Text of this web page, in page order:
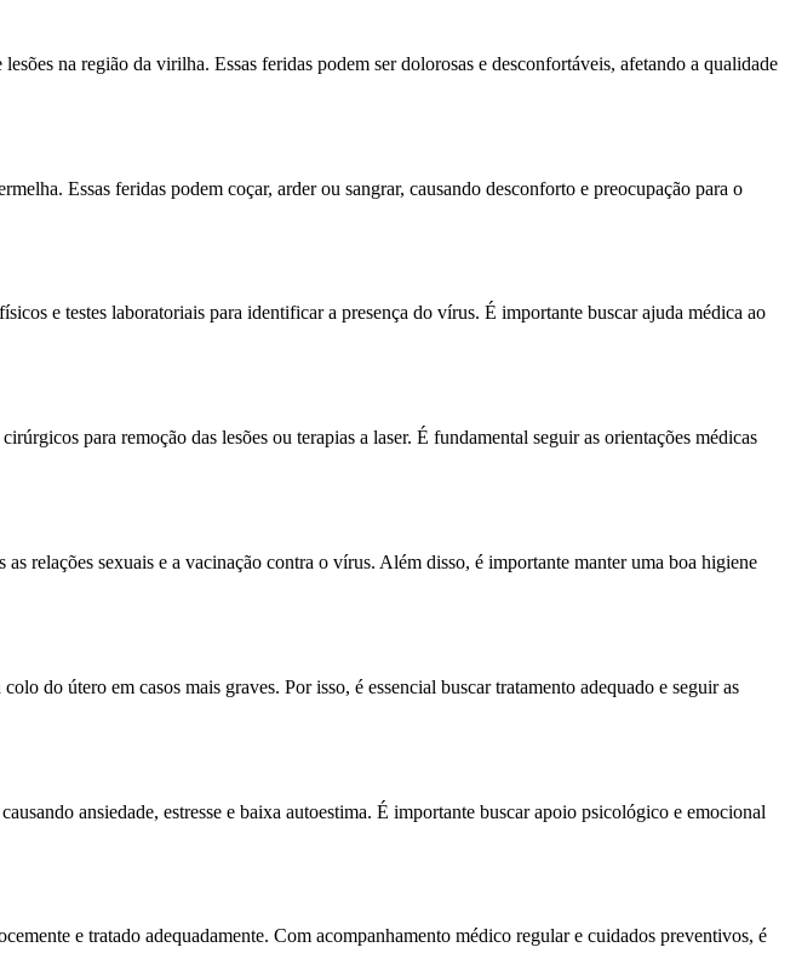
na região da virilha. Essas feridas podem ser dolorosas e desconfortáveis, afetando a qualidade
Essas feridas podem coçar, arder ou sangrar, causando desconforto e preocupação para o
e testes laboratoriais para identificar a presença do vírus. É importante buscar ajuda médica ao
para remoção das lesões ou terapias a laser. É fundamental seguir as orientações médicas
relações sexuais e a vacinação contra o vírus. Além disso, é importante manter uma boa higiene
do útero em casos mais graves. Por isso, é essencial buscar tratamento adequado e seguir as
ansiedade, estresse e baixa autoestima. É importante buscar apoio psicológico e emocional
e tratado adequadamente. Com acompanhamento médico regular e cuidados preventivos, é